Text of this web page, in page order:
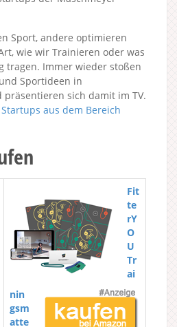
Sport, andere optimieren
wie wir Trainieren oder was
tragen. Immer wieder stoßen
Sportideen in
sich damit im TV.
Startups aus dem Bereich
Fit
te
rY
O
U
Tr
ai
nin
gsm
atte